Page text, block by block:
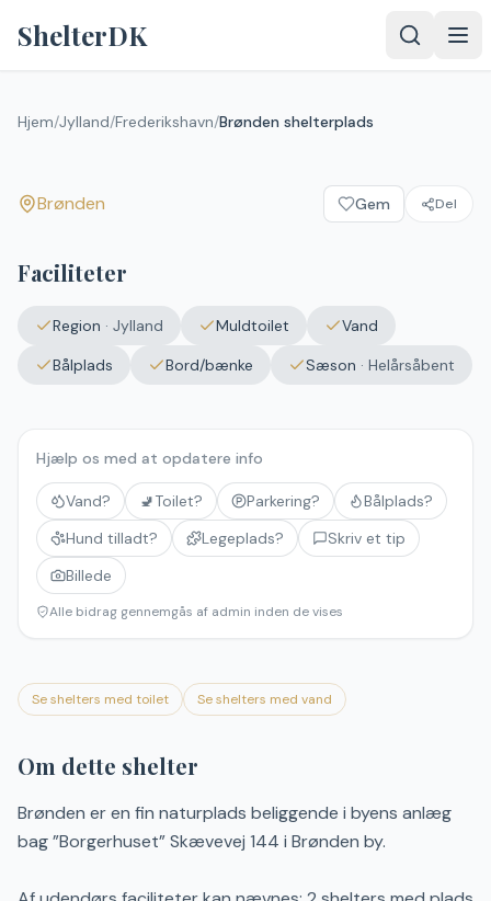
ShelterDK
Hjem/Jylland/Frederikshavn/Brønden shelterplads
Brønden
Brønden Gem Del
Faciliteter
Region · Jylland Muldtoilet
Vand
Bålplads
Bord/bænke Sæson · Helårsåbent
Hjælp os med at opdatere info
Vand? 🚽Toilet? Parkering?
Bålplads?
Hund tilladt?
Legeplads?
Skriv et tip
Billede
Alle bidrag gennemgås af admin inden de vises
Se shelters med toilet Se shelters med vand
Om dette shelter
Brønden er en fin naturplads beliggende i byens anlæg
bag ”Borgerhuset” Skævevej 144 i Brønden by.